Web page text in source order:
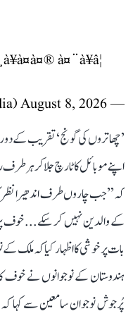
à¤¨à¥â¦
— Congress (@INCIndia)
August 8, 2026
’چھاتروں کی گونج‘ تقریب کے
اپنے موبائل کا ٹارچ جلا کر ہر طرف
کہ ’’جب چاروں طرف اندھیرا نظر آ
کے والدین نہیں کر سکے... خوف پر
بات پر خوشی کا اظہار کیا کہ ملک
ہندوستان کے نوجوانوں نے خوف
پُرجوش نوجوان سامعین سے کہا